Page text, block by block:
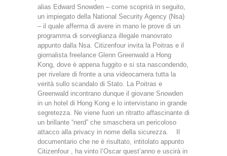
alias Edward Snowden – come scoprirà in seguito,
un impiegato della National Security Agency (Nsa)
– il quale afferma di avere in mano le prove di un
programma di sorveglianza illegale manovrato
appunto dalla Nsa. Citizenfour invita la Poitras e il
giornalista freelance Glenn Greenwald a Hong
Kong, dove è appena fuggito e si sta nascondendo,
per rivelare di fronte a una videocamera tutta la
verità sullo scandalo di Stato. La Poitras e
Greenwald incontrano dunque il giovane Snowden
in un hotel di Hong Kong e lo intervistano in grande
segretezza. Ne viene fuori un ritratto affascinante di
un brillante “nerd” che smaschera un pericoloso
attacco alla privacy in nome della sicurezza. Il
documentario che ne è risultato, intitolato appunto
Citizenfour , ha vinto l’Oscar quest’anno e uscirà in